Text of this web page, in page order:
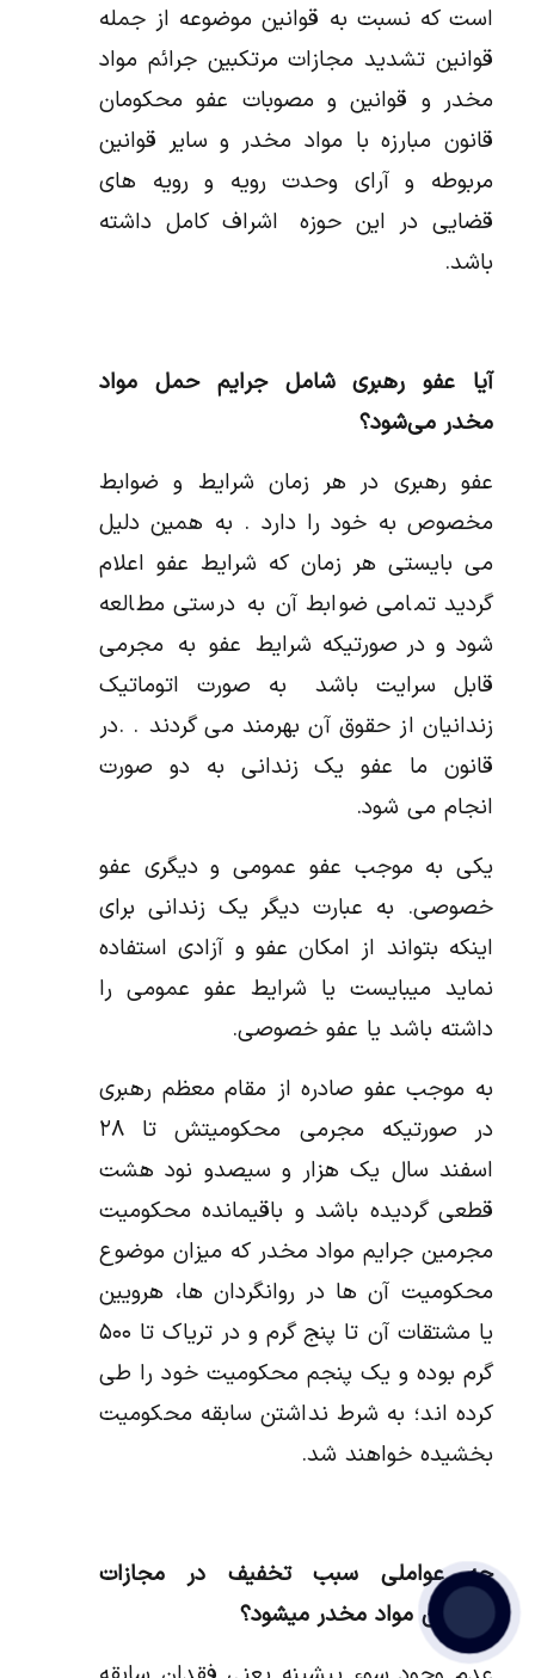
است که نسبت به قوانین موضوعه از جمله
قوانین تشدید مجازات مرتکبین جرائم مواد
مخدر و قوانین و مصوبات عفو محکومان
قانون مبارزه با مواد مخدر و سایر قوانین
مربوطه و آرای وحدت رویه و رویه های
قضایی در این حوزه اشراف کامل داشته
باشد.
آیا عفو رهبری شامل جرایم حمل مواد
مخدر می‌شود؟
عفو رهبری در هر زمان شرایط و ضوابط
مخصوص به خود را دارد . به همین دلیل
می بایستی هر زمان که شرایط عفو اعلام
گردید تمامی ضوابط آن به درستی مطالعه
شود و در صورتیکه شرایط عفو به مجرمی
قابل سرایت باشد به صورت اتوماتیک
زندانیان از حقوق آن بهرمند می گردند . .در
قانون ما عفو یک زندانی به دو صورت
انجام می شود.
یکی به موجب عفو عمومی و دیگری عفو
خصوصی. به عبارت دیگر یک زندانی برای
اینکه بتواند از امکان عفو و آزادی استفاده
نماید میبایست یا شرایط عفو عمومی را
داشته باشد یا عفو خصوصی.
به موجب عفو صادره از مقام معظم رهبری
در صورتیکه مجرمی محکومیتش تا ۲۸
اسفند سال یک هزار و سیصدو نود هشت
قطعی گردیده باشد و باقیمانده محکومیت
مجرمین جرایم مواد مخدر که میزان موضوع
محکومیت آن ها در روانگردان ها، هرویین
یا مشتقات آن تا پنج گرم و در تریاک تا ۵۰۰
گرم بوده و یک پنجم محکومیت خود را طی
کرده اند؛ به شرط نداشتن سابقه محکومیت
بخشیده خواهند شد.
چه عواملی سبب تخفیف در مجازات
مجرمین مواد مخدر میشود؟